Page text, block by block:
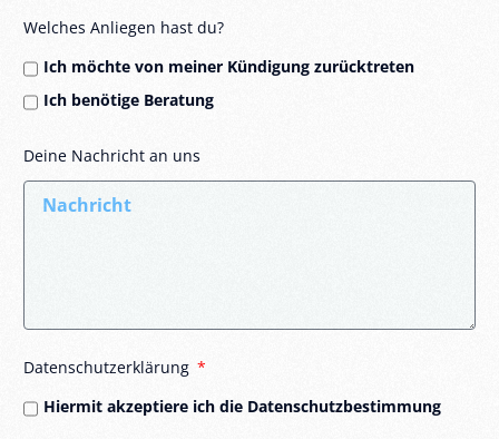
Welches Anliegen hast du?
Ich möchte von meiner Kündigung zurücktreten
Ich benötige Beratung
Deine Nachricht an uns
Datenschutzerklärung
Hiermit akzeptiere ich die Datenschutzbestimmung